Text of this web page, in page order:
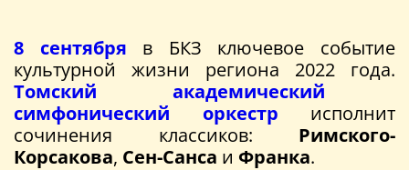
8 сентября в БКЗ ключевое событие
культурной жизни региона 2022 года.
Томский академический
симфонический оркестр исполнит
сочинения классиков: Римского-
Корсакова, Сен-Санса и Франка.